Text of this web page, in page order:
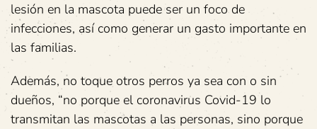
lesión en la mascota puede ser un foco de
infecciones, así como generar un gasto importante en
las familias.
Además, no toque otros perros ya sea con o sin
dueños, “no porque el coronavirus Covid-19 lo
transmitan las mascotas a las personas, sino porque